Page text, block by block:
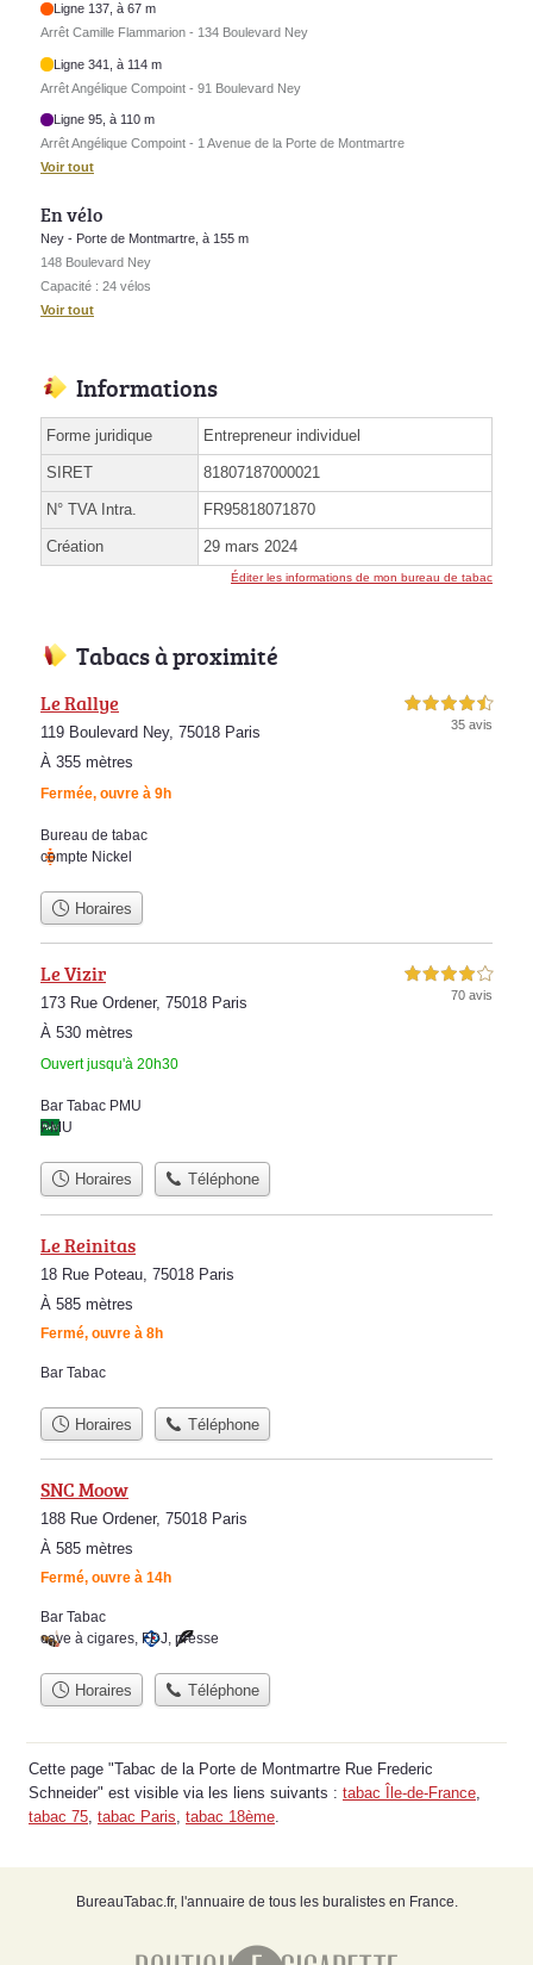
Ligne 137, à 67 m
Arrêt Camille Flammarion - 134 Boulevard Ney
Ligne 341, à 114 m
Arrêt Angélique Compoint - 91 Boulevard Ney
Ligne 95, à 110 m
Arrêt Angélique Compoint - 1 Avenue de la Porte de Montmartre
Voir tout
En vélo
Ney - Porte de Montmartre, à 155 m
148 Boulevard Ney
Capacité : 24 vélos
Voir tout
Informations
Forme juridique Entrepreneur individuel
SIRET 81807187000021
N° TVA Intra. FR95818071870
Création 29 mars 2024
Éditer les informations de mon bureau de tabac
Tabacs à proximité
Le Rallye
119 Boulevard Ney, 75018 Paris
À 355 mètres
Fermée, ouvre à 9h
4,5 étoiles sur 5
35 avis
Bureau de tabac
compte Nickel
Horaires
Le Vizir
173 Rue Ordener, 75018 Paris
À 530 mètres
Ouvert jusqu'à 20h30
4,0 étoiles sur 5
70 avis
Bar Tabac PMU
PMU
Horaires Téléphone
Le Reinitas
18 Rue Poteau, 75018 Paris
À 585 mètres
Fermé, ouvre à 8h
Bar Tabac
Horaires Téléphone
SNC Moow
188 Rue Ordener, 75018 Paris
À 585 mètres
Fermé, ouvre à 14h
Bar Tabac
cave à cigares, FDJ, presse
Horaires Téléphone
Cette page "Tabac de la Porte de Montmartre Rue Frederic
Schneider" est visible via les liens suivants : tabac Île-de-France,
tabac 75, tabac Paris, tabac 18ème.
BureauTabac.fr, l'annuaire de tous les buralistes en France.